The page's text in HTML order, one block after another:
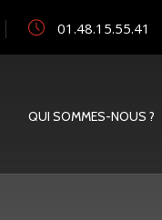
01.48.15.55.41
QUI SOMMES-NOUS ?